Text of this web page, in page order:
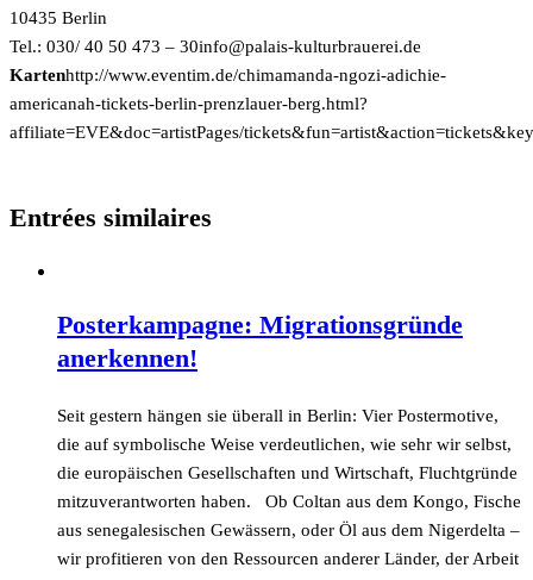
10435 Berlin
Tel.: 030/ 40 50 473 – 30ed.iereuarbrutluk-sialap@ofni
Kartenhttp://www.eventim.de/chimamanda-ngozi-adichie-
americanah-tickets-berlin-prenzlauer-berg.html?
affiliate=EVE&doc=artistPages/
Entrées similaires
Posterkampagne: Migrationsgründe
anerkennen!
Seit gestern hängen sie überall in Berlin: Vier Postermotive,
die auf symbolische Weise verdeutlichen, wie sehr wir selbst,
die europäischen Gesellschaften und Wirtschaft, Fluchtgründe
mitzuverantworten haben. Ob Coltan aus dem Kongo, Fische
aus senegalesischen Gewässern, oder Öl aus dem Nigerdelta –
wir profitieren von den Ressourcen anderer Länder, der Arbeit